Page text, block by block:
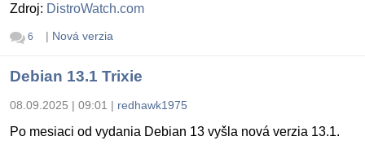
Zdroj: DistroWatch.com
6 | Nová verzia
Debian 13.1 Trixie
08.09.2025 | 09:01 | redhawk1975
Po mesiaci od vydania Debian 13 vyšla nová verzia 13.1.